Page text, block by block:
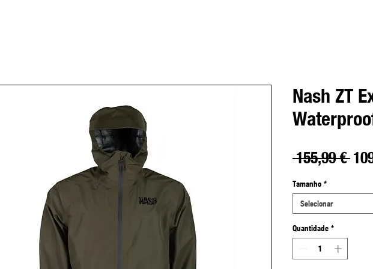
Nash ZT
155,99 €
Tamanho *
Selecionar
Quantidade *